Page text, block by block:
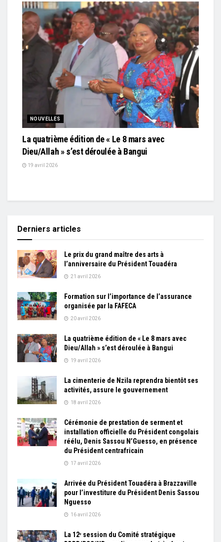
NOUVELLES
La quatrième édition de « Le 8 mars avec
Dieu/Allah » s’est déroulée à Bangui
19 avril 2026
Derniers articles
Le prix du grand maître des arts à
l’anniversaire du Président Touadéra
21 avril 2026
Formation sur l’importance de l’assurance
organisée par la FAFECA
20 avril 2026
La quatrième édition de « Le 8 mars avec
Dieu/Allah » s’est déroulée à Bangui
19 avril 2026
La cimenterie de Nzila reprendra bientôt ses
activités, assure le gouvernement
18 avril 2026
Cérémonie de prestation de serment et
installation officielle du Président congolais
réélu, Denis Sassou N’Guesso, en présence
du Président centrafricain
17 avril 2026
Arrivée du Président Touadéra à Brazzaville
pour l’investiture du Président Denis Sassou
Nguesso
16 avril 2026
La 12ᵉ session du Comité stratégique